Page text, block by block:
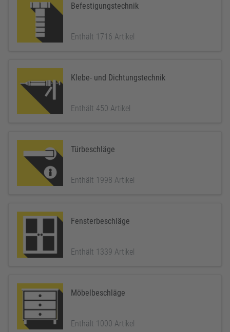
Befestigungstechnik
Enthält 1716 Artikel
Klebe- und Dichtungstechnik
Enthält 450 Artikel
Türbeschläge
Enthält 1998 Artikel
Fensterbeschläge
Enthält 1339 Artikel
Möbelbeschläge
Enthält 1000 Artikel